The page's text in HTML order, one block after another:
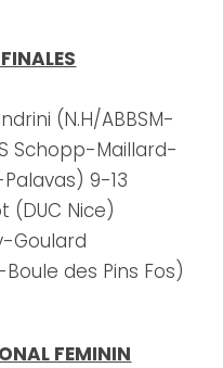
(N.H/ABBSM-
Schopp-Maillard-
9-13
(DUC Nice)
Goulard
des Pins Fos)
FEMININ